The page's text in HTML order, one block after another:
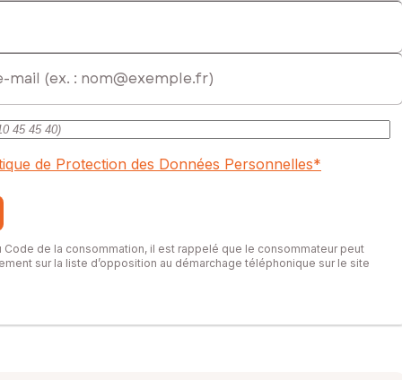
immatriculé au RSAC de Arras sous le numéro 978641231
de Protection des Données Personnelles*
Code de la consommation, il est rappelé que le consommateur peut
sur la liste d’opposition au démarchage téléphonique sur le site